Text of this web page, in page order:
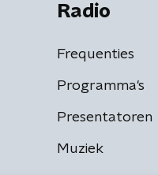
Radio
Frequenties
Programma's
Presentatoren
Muziek